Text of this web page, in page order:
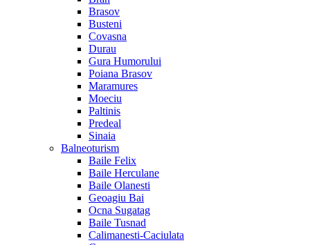
Brasov
Busteni
Covasna
Durau
Gura Humorului
Poiana Brasov
Maramures
Moeciu
Paltinis
Predeal
Sinaia
Balneoturism
Baile Felix
Baile Herculane
Baile Olanesti
Geoagiu Bai
Ocna Sugatag
Baile Tusnad
Calimanesti-Caciulata